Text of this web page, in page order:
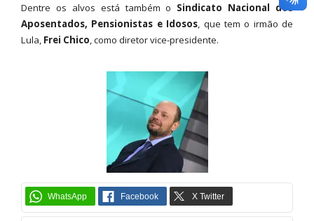
Dentre os alvos está também o Sindicato Nacional dos
Aposentados, Pensionistas e Idosos, que tem o irmão de
Lula, Frei Chico, como diretor vice-presidente.